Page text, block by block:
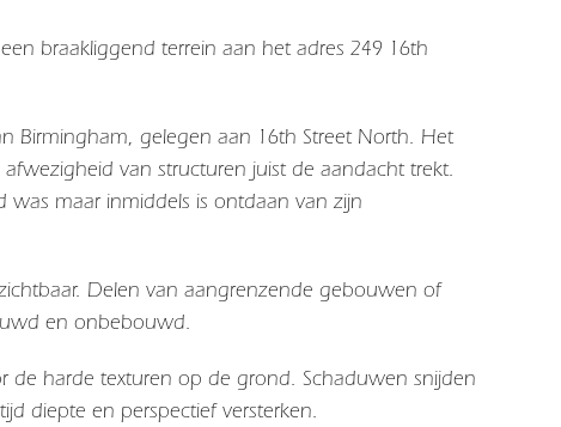
braakliggend terrein aan het adres 249 16th
Birmingham, gelegen aan 16th Street North. Het
van structuren juist de aandacht trekt.
maar inmiddels is ontdaan van zijn
Delen van aangrenzende gebouwen of
en onbebouwd.
de harde texturen op de grond. Schaduwen snijden
diepte en perspectief versterken.